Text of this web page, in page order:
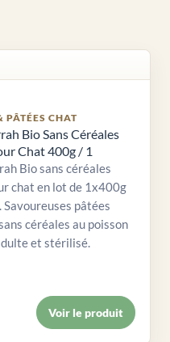
PÂTÉES CHAT
Bio Sans Céréales
Chat 400g / 1
Bio sans céréales
chat en lot de 1x400g
pâtées
céréales au poisson
et stérilisé.
Voir le produit